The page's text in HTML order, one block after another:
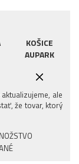
KOŠICE
AUPARK
ale
že tovar, ktorý